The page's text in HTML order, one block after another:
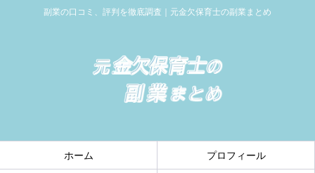
副業の口コミ、評判を徹底調査｜元金欠保育士の副業まとめ
ホーム プロフィール